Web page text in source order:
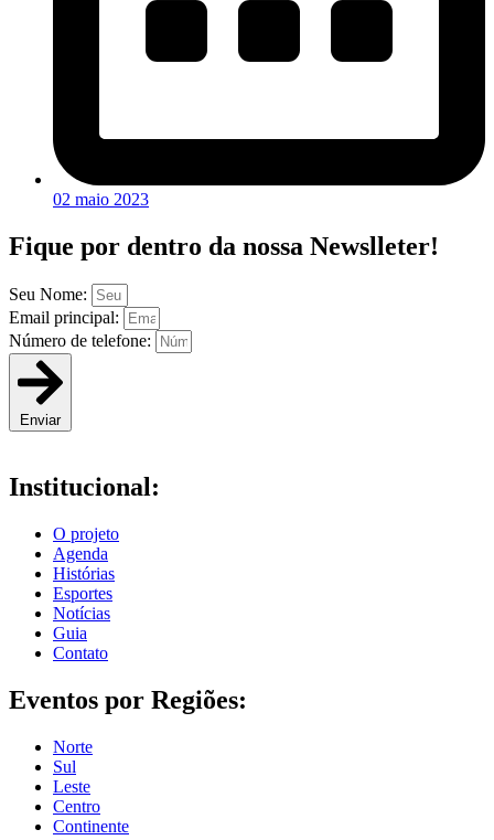
02 maio 2023
Fique por dentro da nossa Newslleter!
Seu Nome:
Email principal:
Número de telefone:
Enviar
Institucional:
O projeto
Agenda
Histórias
Esportes
Notícias
Guia
Contato
Eventos por Regiões:
Norte
Sul
Leste
Centro
Continente